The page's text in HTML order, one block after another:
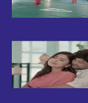
१६ आजको
१७ आजको
११ महिना